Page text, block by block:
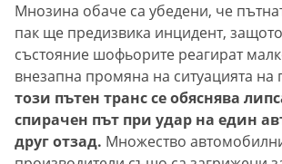
Мнозина обаче са убедени, че
пак ще предизвика инцидент,
състояние шофьорите реагират
внезапна промяна на ситуацията на
този пътен транс се обяснява
спирачен път при удар на един
друг отзад. Множество